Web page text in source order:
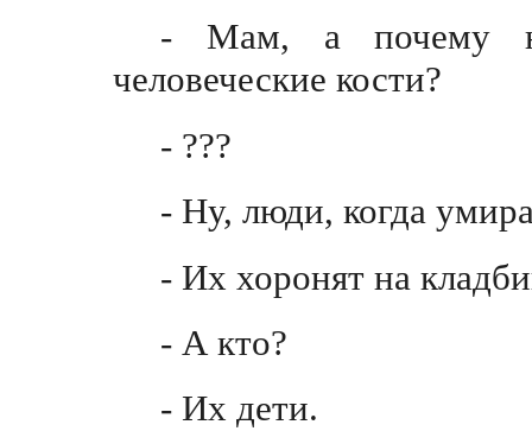
- Мам, а почему
человеческие кости?
- ???
- Ну, люди, когда
- Их хоронят на
- А кто?
- Их дети.